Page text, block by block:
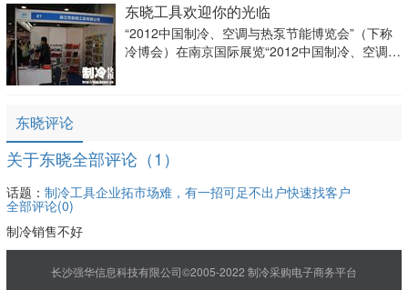
东晓工具欢迎你的光临
“2012中国制冷、空调与热泵节能博览会”（下称
冷博会）在南京国际展览“2012中国制冷、空调与
东晓评论
关于东晓全部评论（1）
话题： 制冷工具企业拓市场难，有一招可足不出户快速找客户
全部评论(0)
制冷销售不好
长沙强华信息科技有限公司©2005-2022 制冷采购电子商务平台